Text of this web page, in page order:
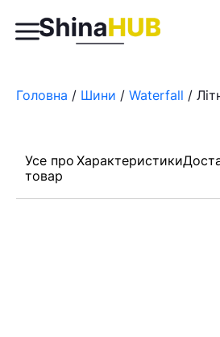
Головна / Шини / Waterfall /
Усе про
товар
Характеристики